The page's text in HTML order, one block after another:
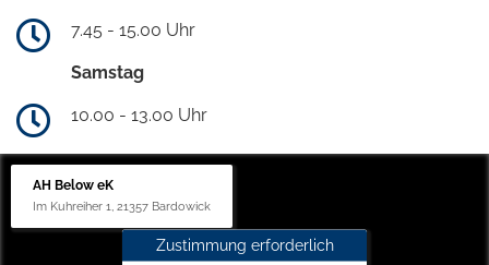
7.45 - 15.00 Uhr
Samstag
10.00 - 13.00 Uhr
AH Below eK
Im Kuhreiher 1, 21357 Bardowick
Zustimmung erforderlich